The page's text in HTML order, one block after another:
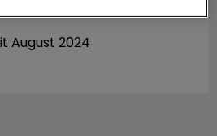
August 2024